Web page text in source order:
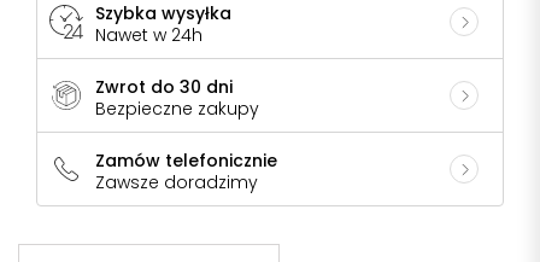
Szybka wysyłka
Nawet w 24h
Zwrot do 30 dni
Bezpieczne zakupy
Zamów telefonicznie
Zawsze doradzimy